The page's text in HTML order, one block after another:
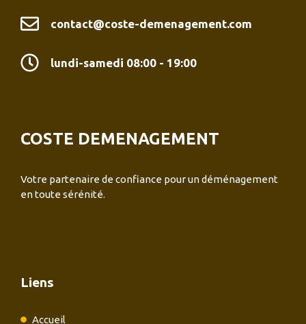
contact@coste-demenagement.com
lundi-samedi 08:00 - 19:00
COSTE DEMENAGEMENT
Votre partenaire de confiance pour un déménagement
en toute sérénité.
Liens
Accueil